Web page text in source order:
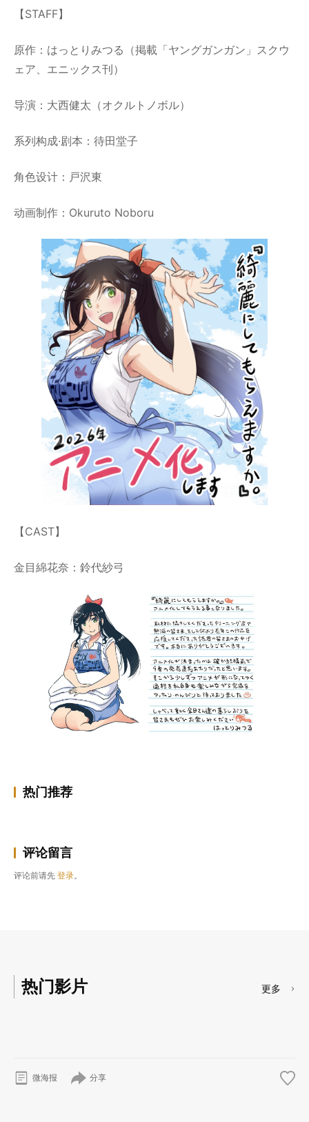
【STAFF】
原作：はっとりみつる（掲載「ヤングガンガン」スクウ
ェア、エニックス刊）
导演：大西健太（オクルトノボル）
系列构成·剧本：待田堂子
角色设计：戸沢東
动画制作：Okuruto Noboru
【CAST】
金目綿花奈：鈴代紗弓
热门推荐
评论留言
评论前请先 登录。
热门影片 更多
微海报 分享